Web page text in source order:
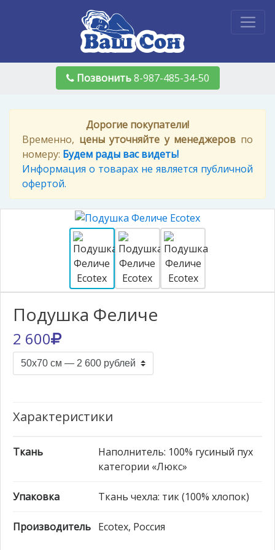
Позвонить8-987-485-34-50
Дорогие покупатели!
Временно, цены уточняйте у менеджеров по
номеру: Будем рады вас видеть!
Информация о товарах не является публичной
офертой.
Подушка Феличе
2 600
Характеристики
Ткань
Наполнитель: 100% гусиный пух
категории «Люкс»
Упаковка Ткань чехла: тик (100% хлопок)
Производитель Ecotex, Россия